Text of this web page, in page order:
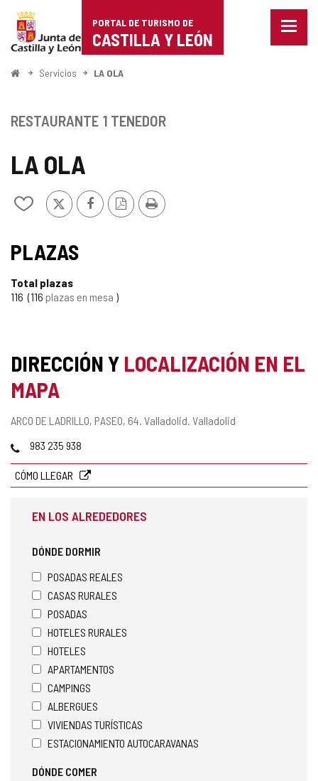
Portal
de
Turismo
Castilla
León
PORTAL DE TURISMO DE
CASTILLA Y LEÓN
Menu
InicioServicios LA OLA
LA OLA
Añadir/quitar
cuadernos
X FacebookVersión
PDF
Imprimir
RESTAURANTE 1 TENEDOR
PLAZAS
Total plazas
116
116 plazas en mesa
DIRECCIÓN Y LOCALIZACIÓN EN EL
MAPA
Dirección
ARCO DE LADRILLO, PASEO, 64. Valladolid. Valladolid
Teléfonos
983 235 938
CÓMO LLEGAR
EN LOS ALREDEDORES
DÓNDE DORMIR
POSADAS REALES
CASAS RURALES
POSADAS
HOTELES RURALES
HOTELES
APARTAMENTOS
CAMPINGS
ALBERGUES
VIVIENDAS TURÍSTICAS
ESTACIONAMIENTO AUTOCARAVANAS
DÓNDE COMER